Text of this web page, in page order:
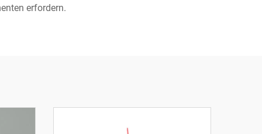
erfordern.